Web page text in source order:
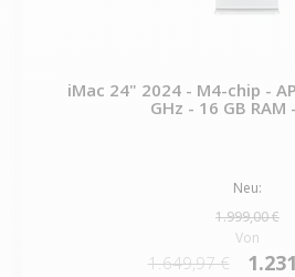
iMac 24" 2024 - M4-chip -
GHz - 16 GB RAM
Neu:
1.999,00 €
Von
1.649,97 €